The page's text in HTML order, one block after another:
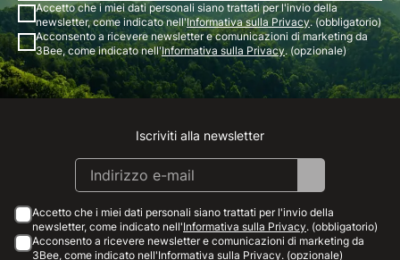
Accetto che i miei dati personali siano trattati per l'invio della
newsletter, come indicato nell'Informativa sulla Privacy. (obbligatorio)
Acconsento a ricevere newsletter e comunicazioni di marketing da
3Bee, come indicato nell'Informativa sulla Privacy. (opzionale)
Instagram
Facebook
Linkedin
Youtube
Iscriviti alla newsletter
Accetto che i miei dati personali siano trattati per l'invio della
newsletter, come indicato nell'Informativa sulla Privacy. (obbligatorio)
Acconsento a ricevere newsletter e comunicazioni di marketing da
3Bee, come indicato nell'Informativa sulla Privacy. (opzionale)